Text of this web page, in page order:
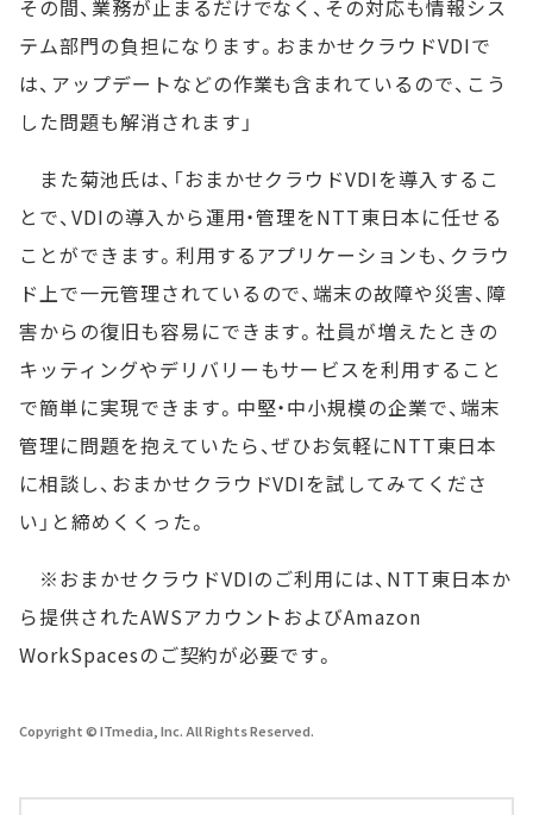
その間、業務が止まるだけでなく、その対応も情報シス
テム部門の負担になります。おまかせクラウドVDIで
は、アップデートなどの作業も含まれているので、こう
した問題も解消されます」
また菊池氏は、「おまかせクラウドVDIを導入するこ
とで、VDIの導入から運用・管理をNTT東日本に任せる
ことができます。利用するアプリケーションも、クラウ
ド上で一元管理されているので、端末の故障や災害、障
害からの復旧も容易にできます。社員が増えたときの
キッティングやデリバリーもサービスを利用すること
で簡単に実現できます。中堅・中小規模の企業で、端末
管理に問題を抱えていたら、ぜひお気軽にNTT東日本
に相談し、おまかせクラウドVDIを試してみてくださ
い」と締めくくった。
※おまかせクラウドVDIのご利用には、NTT東日本か
ら提供されたAWSアカウントおよびAmazon
WorkSpacesのご契約が必要です。
Copyright © ITmedia, Inc. All Rights Reserved.